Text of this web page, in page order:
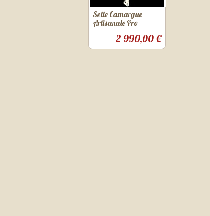
Selle Camargue
Artisanale Pro
2 990,00 €